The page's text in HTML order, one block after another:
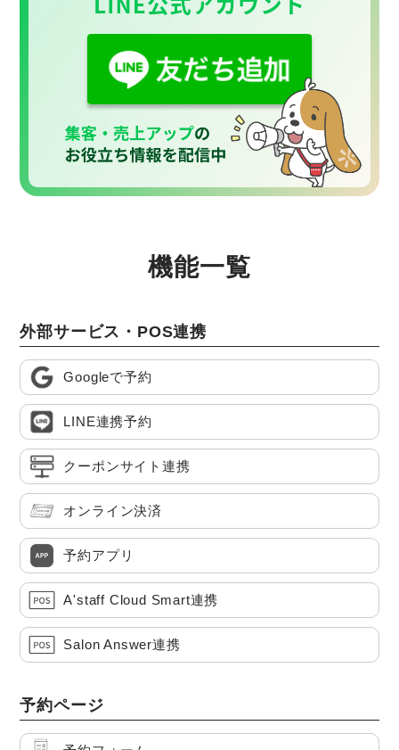
機能一覧
外部サービス・POS連携
Googleで予約
LINE連携予約
クーポンサイト連携
オンライン決済
予約アプリ
A'staff Cloud Smart連携
Salon Answer連携
予約ページ